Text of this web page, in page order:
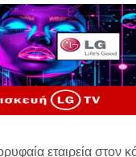
εταιρεία στον